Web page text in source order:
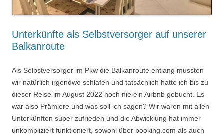
Unterkünfte als Selbstversorger auf unserer
Balkanroute
Als Selbstversorger im Pkw die Balkanroute entlang mussten
wir natürlich irgendwo schlafen und tatsächlich hatte ich bis zu
dieser Reise im August 2022 noch nie ein Airbnb gebucht. Es
war also Prämiere und was soll ich sagen? Wir waren mit allen
Unterkünften super zufrieden und die Abwicklung hat immer
unkompliziert funktioniert, sowohl über booking.com als auch